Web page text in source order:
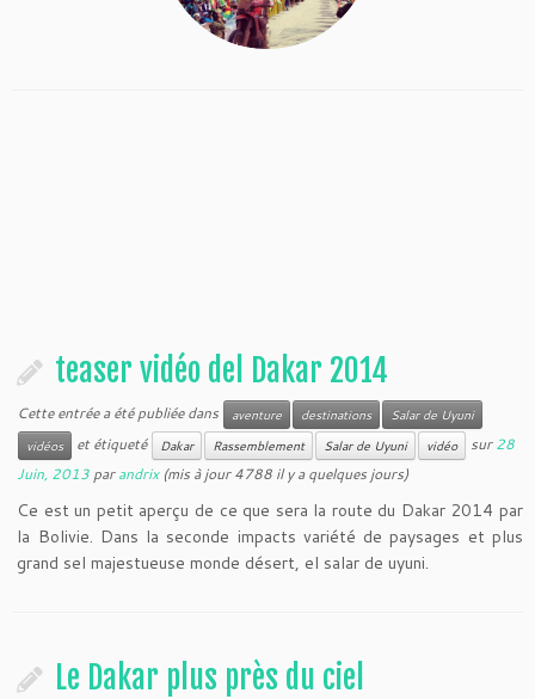
teaser vidéo del Dakar 2014
Cette entrée a été publiée dans aventure destinations
Salar de Uyuni
vidéos
et étiqueté Dakar Rassemblement Salar de Uyuni vidéo sur28
Juin, 2013 parandrix(mis à jour 4788 il y a quelques jours)
Ce est un petit aperçu de ce que sera la route du Dakar 2014 par
la Bolivie. Dans la seconde impacts variété de paysages et plus
grand sel majestueuse monde désert, el salar de uyuni.
Le Dakar plus près du ciel